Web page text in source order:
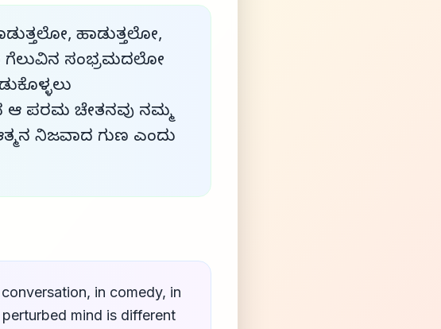
ಹಾಡುತ್ತಲೋ,
ಗೆಲುವಿನ ಸಂಭ್ರಮದಲೋ
ಆ ಪರಮ ಚೇತನವು ನಮ್ಮ
ನಿಜವಾದ ಗುಣ ಎಂದು
in comedy, in
mind is different